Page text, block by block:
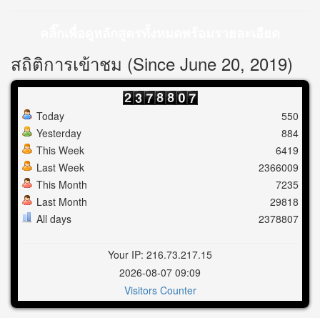
สถิติการเข้าชม (Since June 20, 2019)
Today
Yesterday
This Week
Last Week
This Month
Last Month
All days
550
884
6419
2366009
7235
29818
2378807
Your IP: 216.73.217.15
2026-08-07 09:09
Visitors Counter